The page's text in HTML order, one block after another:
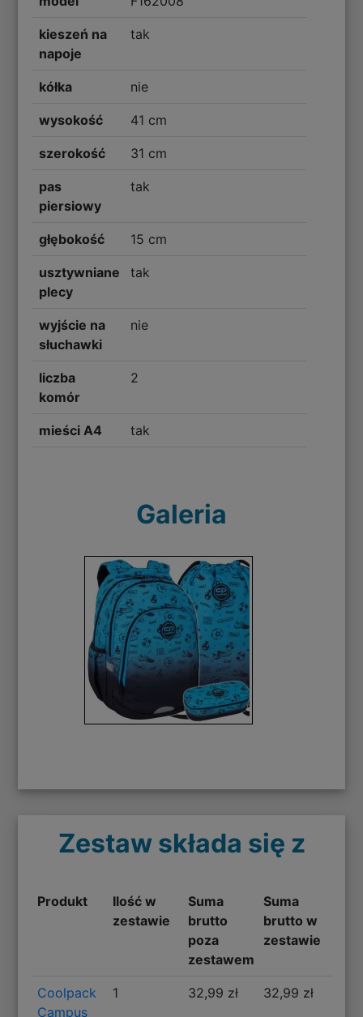
kieszeń na
napoje
tak
kółka nie
wysokość 41 cm
szerokość 31 cm
pas
piersiowy
tak
głębokość 15 cm
usztywniane
plecy
tak
wyjście na
słuchawki
nie
liczba
komór
2
mieści A4 tak
Galeria
Zestaw składa się z
Produkt
Ilość w
zestawie
Suma
brutto
poza
zestawem
Suma
brutto w
zestawie
Coolpack
Campus
1 32,99 zł 32,99 zł